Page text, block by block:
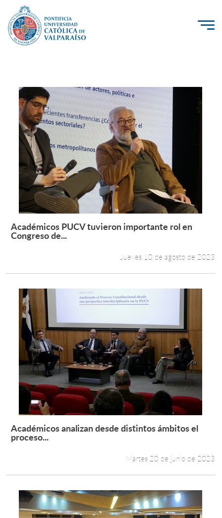
PUCV Internacional
Vinculación con el Medio
Admisión
Pregrado
Postgrado
Formación Continua
Funcionarios
Alumni
English
Leer más +
Académicos PUCV tuvieron importante rol en
Congreso de...
Jueves 10 de agosto de 2023
Leer más +
Académicos analizan desde distintos ámbitos el
proceso...
Martes 20 de junio de 2023